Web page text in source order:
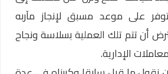
على موعد مسبق لإنجاز مآربه
أن تتم تلك العملية بسلاسة ونجاح
الإدارية.